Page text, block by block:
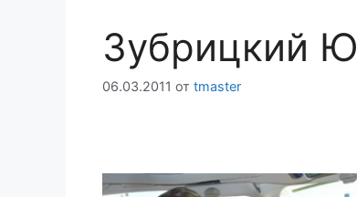
Зубрицкий
06.03.2011 от tmaster